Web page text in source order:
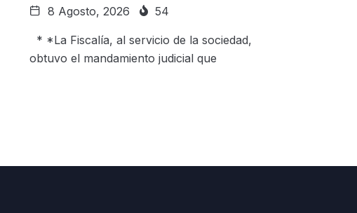
8 Agosto, 2026 54
* *La Fiscalía, al servicio de la sociedad,
obtuvo el mandamiento judicial que